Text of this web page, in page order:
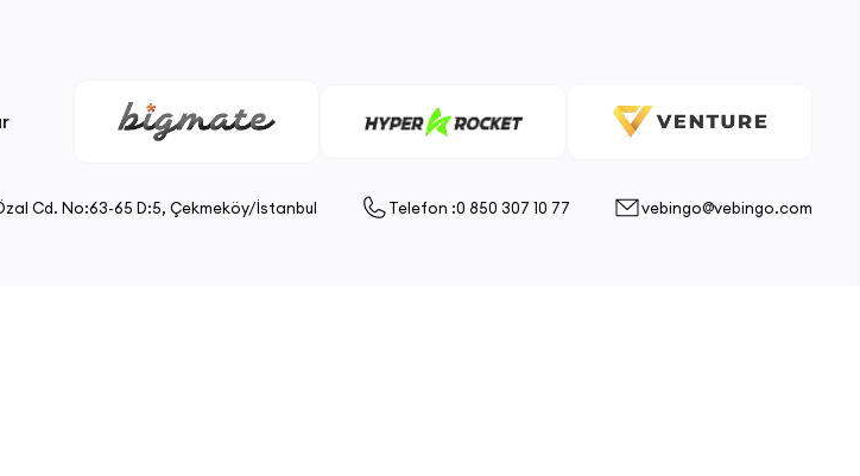
Cd. No:63-65 D:5, Çekmeköy/İstanbul Telefon :0 850 307 10 77 vebingo@vebingo.com